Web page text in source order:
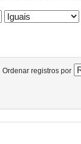
Ordenar registros por